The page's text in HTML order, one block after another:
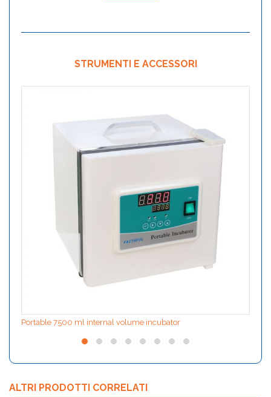
STRUMENTI E ACCESSORI
Portable 7500 ml internal volume incubator
ALTRI PRODOTTI CORRELATI